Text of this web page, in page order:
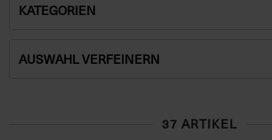
KATEGORIEN
AUSWAHL VERFEINERN
37 ARTIKEL